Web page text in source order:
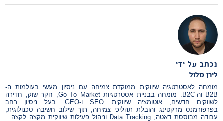
נכתב על ידי
לירן מלול
מומחה לאסטרטגיה שיווקית ממוקדת צמיחה עם ניסיון מעשי בעולמות ה-
B2B וה-B2C. מומחה בבניית אסטרטגיות Go To Market, חקר שוק, חדירה
לשווקים חדשים, אוטומציה שיווקית, SEO ו-GEO. בעל ניסיון רחב
בפרפורמנס מרקטינג והובלת תהליכי צמיחה, תוך שילוב חשיבה טכנולוגית,
עבודה מבוססת דאטה, Data Tracking וניהול פעילות שיווקית מקצה לקצה.